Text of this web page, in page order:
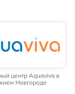
центр Aquaviva в
Новгороде